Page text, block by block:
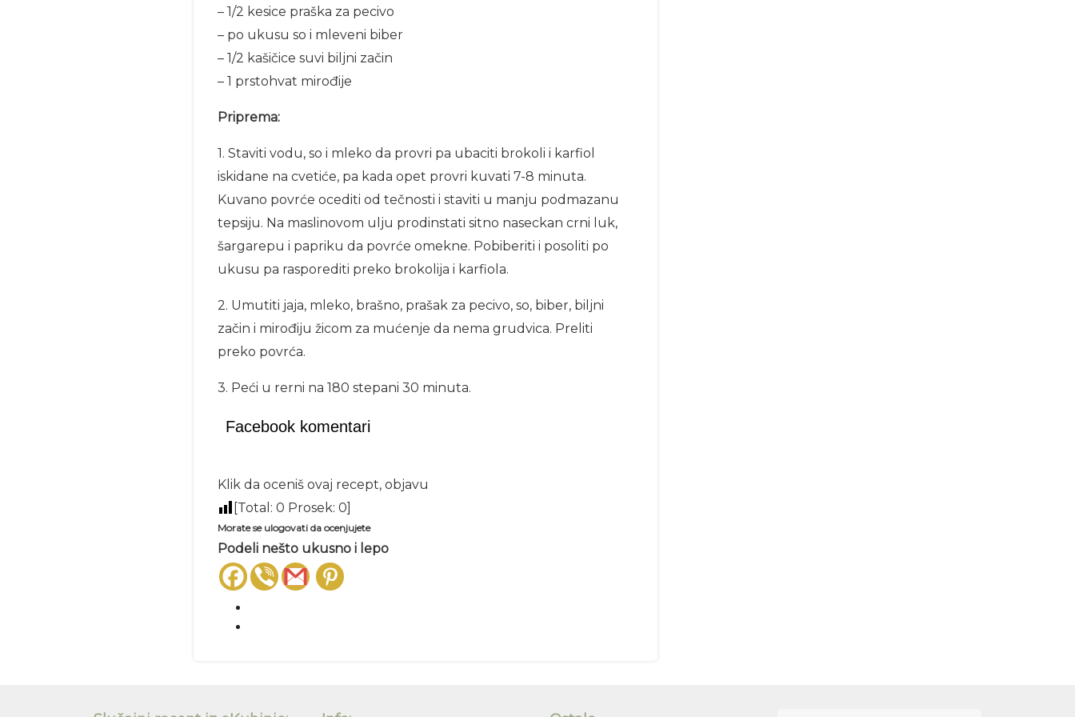
– 1/2 kesice praška za pecivo
– po ukusu so i mleveni biber
– 1/2 kašičice suvi biljni začin
– 1 prstohvat mirođije
Priprema:
1. Staviti vodu, so i mleko da provri pa ubaciti brokoli i karfiol
iskidane na cvetiće, pa kada opet provri kuvati 7-8 minuta.
Kuvano povrće ocediti od tečnosti i staviti u manju podmazanu
tepsiju. Na maslinovom ulju prodinstati sitno naseckan crni luk,
šargarepu i papriku da povrće omekne. Pobiberiti i posoliti po
ukusu pa rasporediti preko brokolija i karfiola.
2. Umutiti jaja, mleko, brašno, prašak za pecivo, so, biber, biljni
začin i mirođiju žicom za mućenje da nema grudvica. Preliti
preko povrća.
3. Peći u rerni na 180 stepani 30 minuta.
Facebook komentari
Klik da oceniš ovaj recept, objavu
[Total: 0 Prosek: 0]
Morate se ulogovati da ocenjujete
Podeli nešto ukusno i lepo